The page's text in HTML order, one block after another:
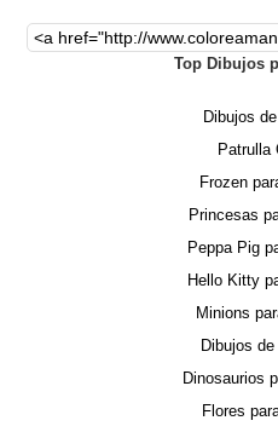
Top Dibujos
Dibujos
Patrulla
Frozen
Princesas
Peppa Pig
Hello Kitty
Minions
Dibujos
Dinosaurios
Flores